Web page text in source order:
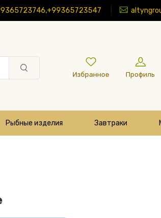
Избранное Профиль
Рыбные изделия Завтраки